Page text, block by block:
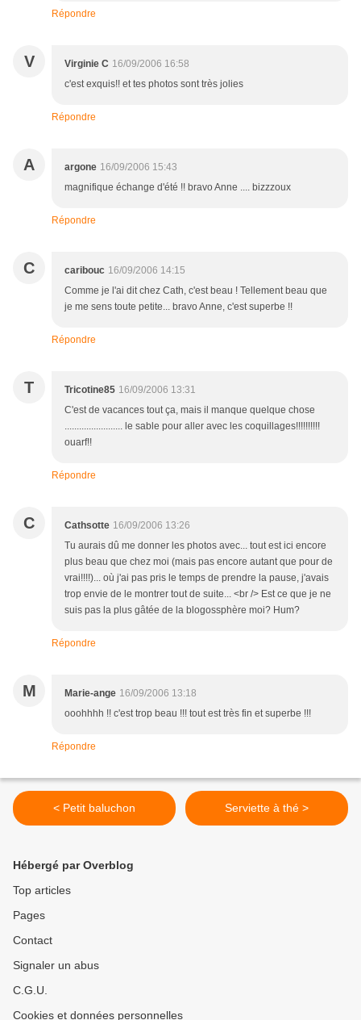
Répondre
V Virginie C 16/09/2006 16:58
c'est exquis!! et tes photos sont très jolies
Répondre
A argone 16/09/2006 15:43
magnifique échange d'été !! bravo Anne .... bizzzoux
Répondre
C caribouc 16/09/2006 14:15
Comme je l'ai dit chez Cath, c'est beau ! Tellement beau que
je me sens toute petite... bravo Anne, c'est superbe !!
Répondre
T Tricotine85 16/09/2006 13:31
C'est de vacances tout ça, mais il manque quelque chose
........................ le sable pour aller avec les coquillages!!!!!!!!!!
ouarf!!
Répondre
C Cathsotte 16/09/2006 13:26
Tu aurais dû me donner les photos avec... tout est ici encore
plus beau que chez moi (mais pas encore autant que pour de
vrai!!!!)... où j'ai pas pris le temps de prendre la pause, j'avais
trop envie de le montrer tout de suite... <br /> Est ce que je ne
suis pas la plus gâtée de la blogossphère moi? Hum?
Répondre
M Marie-ange 16/09/2006 13:18
ooohhhh !! c'est trop beau !!! tout est très fin et superbe !!!
Répondre
< Petit baluchon Serviette à thé >
Hébergé par Overblog
Top articles
Pages
Contact
Signaler un abus
C.G.U.
Cookies et données personnelles